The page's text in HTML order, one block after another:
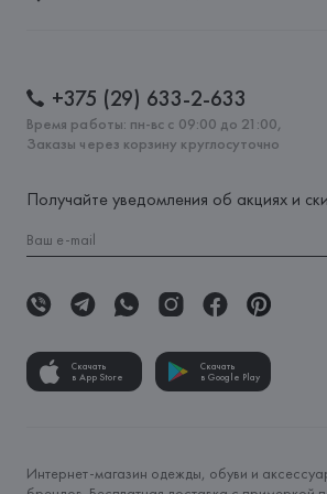
+375 (29) 633-2-633
Время работы: пн-вс с 09:00 до 21:00,
Заказы через корзину круглосуточно
Получайте уведомления об акциях и
Скачать
в App Store
Скачать
в Google Play
Интернет-магазин одежды, обуви и